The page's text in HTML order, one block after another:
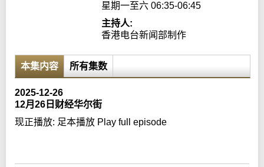
星期一至六 06:35-06:45
主持人:
香港电台新闻部制作
本集内容 所有集数
2025-12-26
12月26日财经华尔街
现正播放: 足本播放 Play full episode